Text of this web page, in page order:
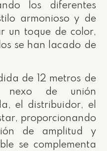
los diferentes
armonioso y de
un toque de color,
se han lacado de
de 12 metros de
nexo de unión
el distribuidor, el
proporcionando
de amplitud y
se complementa